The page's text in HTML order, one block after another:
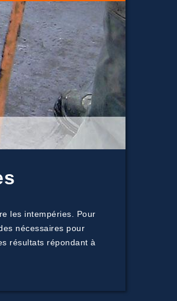
les intempéries. Pour
nécessaires pour
résultats répondant à